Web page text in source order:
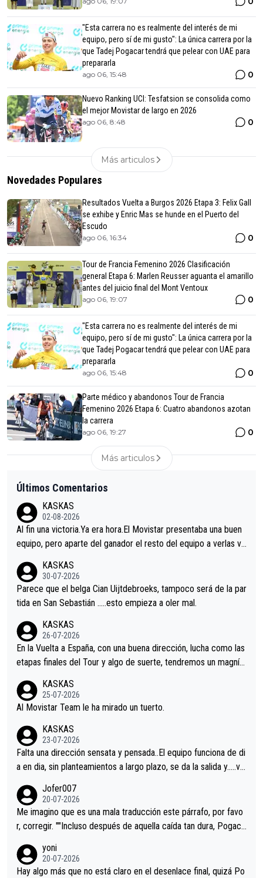
"Esta carrera no es realmente del interés de mi
equipo, pero sí de mi gusto": La única carrera por la
que Tadej Pogacar tendrá que pelear con UAE para
prepararla
ago 06, 15:48 0
Nuevo Ranking UCI: Tesfatsion se consolida como
el mejor Movistar de largo en 2026
ago 06, 8:48 0
Más articulos
Novedades Populares
Resultados Vuelta a Burgos 2026 Etapa 3: Felix Gall
se exhibe y Enric Mas se hunde en el Puerto del
Escudo
ago 06, 16:34 0
Tour de Francia Femenino 2026 Clasificación
general Etapa 6: Marlen Reusser aguanta el amarillo
antes del juicio final del Mont Ventoux
ago 06, 19:07 0
"Esta carrera no es realmente del interés de mi
equipo, pero sí de mi gusto": La única carrera por la
que Tadej Pogacar tendrá que pelear con UAE para
prepararla
ago 06, 15:48 0
Parte médico y abandonos Tour de Francia
Femenino 2026 Etapa 6: Cuatro abandonos azotan
la carrera
ago 06, 19:27 0
Más articulos
Últimos Comentarios
KASKAS
02-08-2026
Al fin una victoria.Ya era hora.El Movistar presentaba una buen
equipo, pero aparte del ganador el resto del equipo a verlas ve
s.La única buena noticia es la mejoría de Enric Más en San Seb
astian.Si en la Vuelta a Burgos sigue la mejoría, podríamos ten
er alguna sorpresa en la Vuelta.Ojalá.
KASKAS
30-07-2026
Parece que el belga Cian Uijtdebroeks, tampoco será de la par
tida en San Sebastián …..esto empieza a oler mal.
KASKAS
26-07-2026
En la Vuelta a España, con una buena dirección, lucha como las
etapas finales del Tour y algo de suerte, tendremos un magnífi
KASKAS
25-07-2026
Al Movistar Team le ha mirado un tuerto.
KASKAS
23-07-2026
Falta una dirección sensata y pensada..El equipo funciona de di
a en dia, sin planteamientos a largo plazo, se da la salida y…..ve
Minguez, Velez etc etc.Me da pena vivir estos momentos tan
tristes sin victorias.
Jofer007
20-07-2026
Me imagino que es una mala traducción este párrafo, por favo
r, corregir. ""Incluso después de aquella caída tan dura, Pogaca
permaneció pegado a su rueda. Parecía increíble la forma en l
a que era capaz de controlar el miedo", recordó."
yoni
20-07-2026
Hay algo más que no está claro en el desenlace final, quizá Po